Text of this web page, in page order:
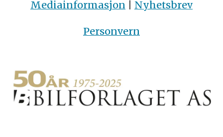
Mediainformasjon
Nyhetsbrev
Personvern